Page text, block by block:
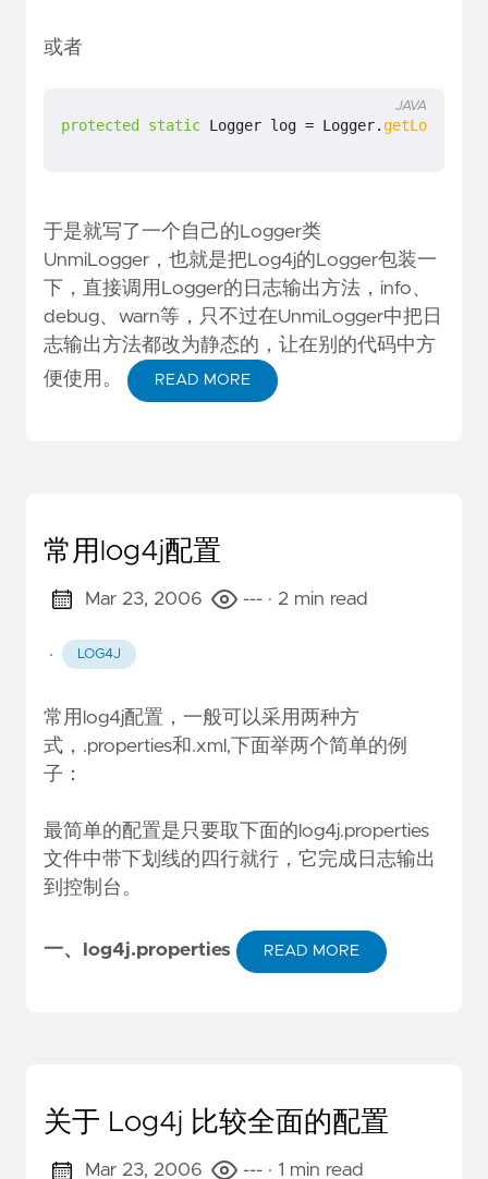
或者
protected static Logger log = Logger.getLogger
JAVA
于是就写了一个自己的Logger类
UnmiLogger，也就是把Log4j的Logger包装一
下，直接调用Logger的日志输出方法，info、
debug、warn等，只不过在UnmiLogger中把日
志输出方法都改为静态的，让在别的代码中方
便使用。
READ MORE
常用log4j配置
Mar 23, 2006 --- · 2 min read
· LOG4J
常用log4j配置，一般可以采用两种方
式，.properties和.xml,下面举两个简单的例
子：
最简单的配置是只要取下面的log4j.properties
文件中带下划线的四行就行，它完成日志输出
到控制台。
一、log4j.properties READ MORE
关于 Log4j 比较全面的配置
Mar 23, 2006 --- · 1 min read